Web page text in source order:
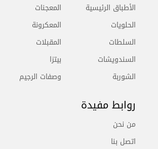
الأطباق الرئيسية
الحلويات
السلطات
السندويشات
الشوربة
المعجنات
المعكرونة
المقبلات
بيتزا
وصفات الرجيم
روابط مفيدة
من نحن
اتصل بنا